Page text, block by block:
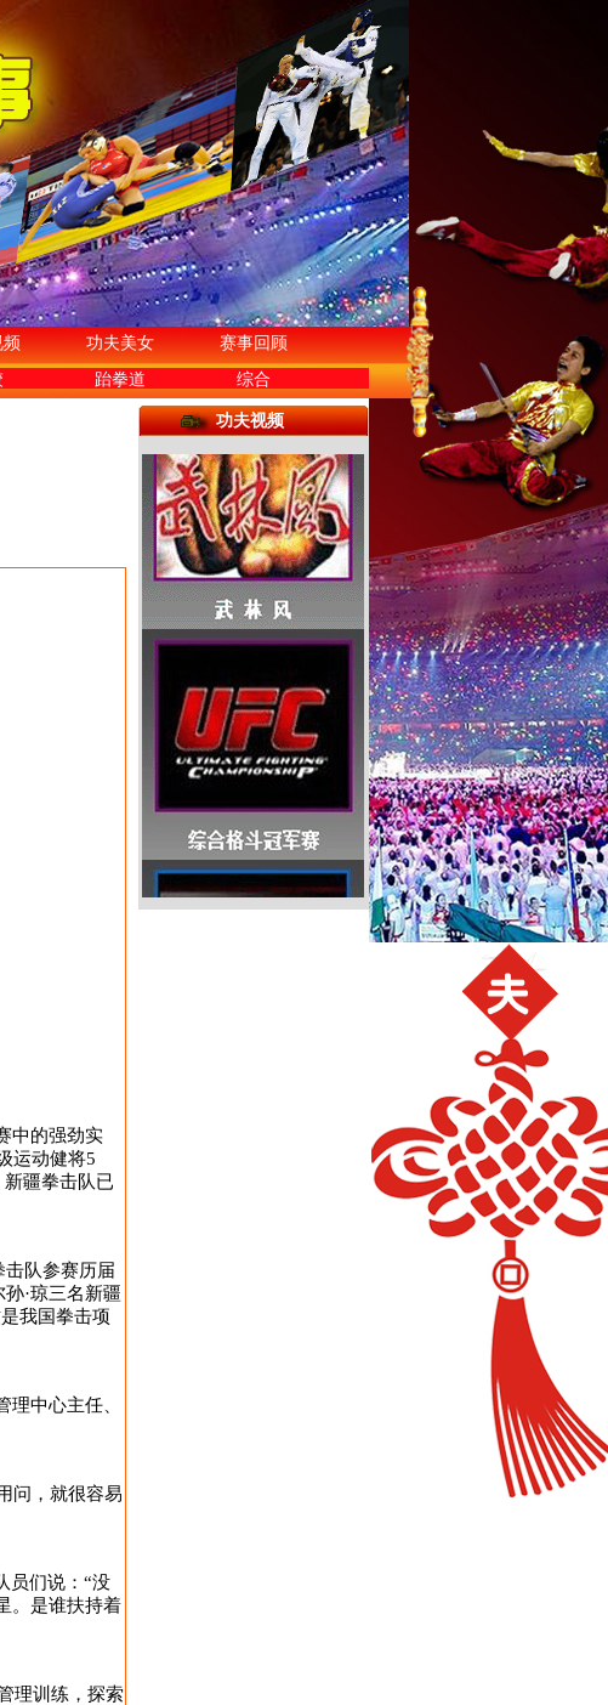
频 功夫美女
赛事回顾
跆拳道 综合
中的强劲实
运动健将5
疆拳击队已
击队参赛历届
·琼三名新疆
我国拳击项
中心主任、
问，就很容易
员们说：“没
。是谁扶持着
理训练，探索
功夫视频